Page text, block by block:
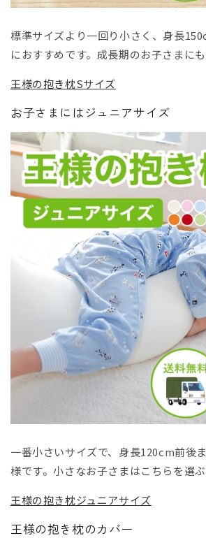
標準サイズより一回り小さく、身長
におすすめです。成長期のお子さまにも
王様の抱き枕Sサイズ
お子さまにはジュニアサイズ
一番小さいサイズで、身長120cm前後
様です。小さなお子さまはこちらを選ぶ
王様の抱き枕ジュニアサイズ
王様の抱き枕のカバー